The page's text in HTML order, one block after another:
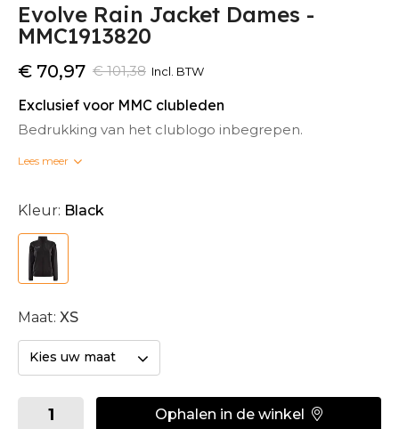
Evolve Rain Jacket Dames -
MMC1913820
€ 101,38
€ 70,97 Incl. BTW
Exclusief voor MMC clubleden
Bedrukking van het clublogo inbegrepen.
Bedrukte clubkleding kan niet omgeruild worden.
Lees meer
Kleur: Black
Maat: XS
Kies uw maat
Ophalen in de winkel